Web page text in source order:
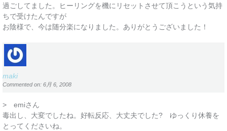
過ごしてました。ヒーリングを機にリセットさせて頂こうという気持
ちで受けたんですが
お陰様で、今は随分楽になりました。ありがとうございました！
maki
Commented on: 6月 6, 2008
> emiさん
毒出し、大変でしたね。好転反応、大丈夫でした? ゆっくり休養を
とってくださいね。